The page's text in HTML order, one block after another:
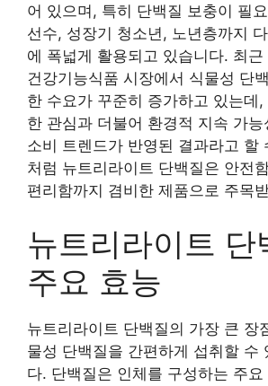
어 있으며, 특히 단백질 보충이 필
선수, 성장기 청소년, 노년층까지
에 폭넓게 활용되고 있습니다. 최
건강기능식품 시장에서 식물성 단
한 수요가 꾸준히 증가하고 있는데,
한 관심과 더불어 환경적 지속 가
소비 트렌드가 반영된 결과라고 할
처럼 뉴트리라이트 단백질은 안전
편리함까지 겸비한 제품으로 주목
뉴트리라이트 단
주요 효능
뉴트리라이트 단백질의 가장 큰 장
물성 단백질을 간편하게 섭취할 수
다. 단백질은 인체를 구성하는 주